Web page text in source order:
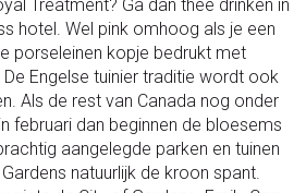
Treatment? Ga dan thee drinken in
hotel. Wel pink omhoog als je een
porseleinen kopje bedrukt met
Engelse tuinier traditie wordt ook
Als de rest van Canada nog onder
februari dan beginnen de bloesems
aangelegde parken en tuinen
natuurlijk de kroon spant.